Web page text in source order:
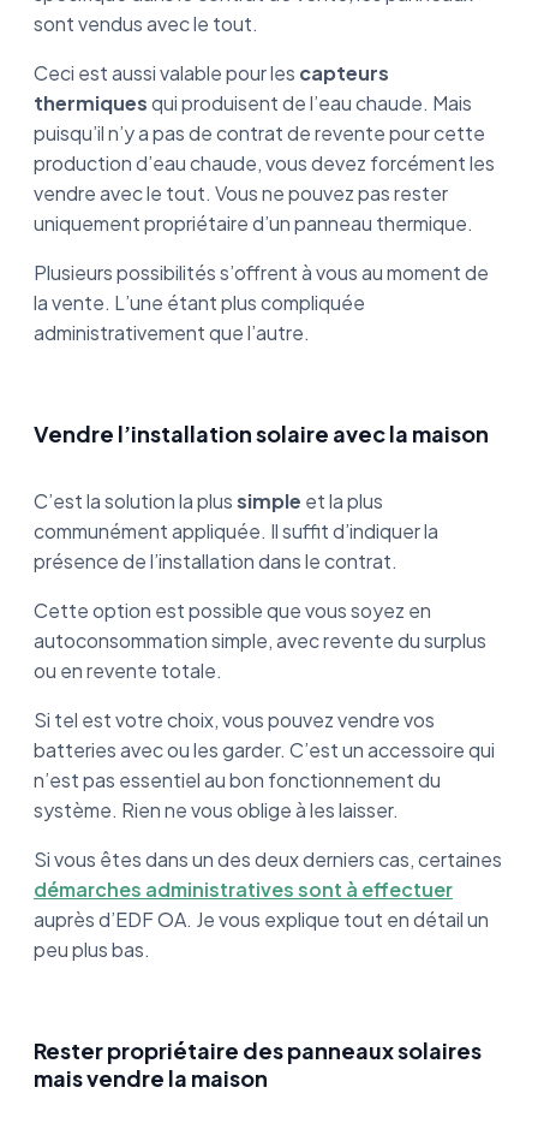
sont vendus avec le tout.
Ceci est aussi valable pour les capteurs
thermiquesqui produisent de l’eau chaude. Mais
puisqu’il n’y a pas de contrat de revente pour cette
production d’eau chaude, vous devez forcément les
vendre avec le tout. Vous ne pouvez pas rester
uniquement propriétaire d’un panneau thermique.
Plusieurs possibilités s’offrent à vous au moment de
la vente. L’une étant plus compliquée
administrativement que l’autre.
Vendre l’installation solaire avec la maison
C’est la solution la plussimple et la plus
communément appliquée. Il suffit d’indiquer la
présence de l’installation dans le contrat.
Cette option est possible que vous soyez en
autoconsommation simple, avec revente du surplus
ou en revente totale.
Si tel est votre choix, vous pouvez vendre vos
batteries avec ou les garder. C’est un accessoire qui
n’est pas essentiel au bon fonctionnement du
système. Rien ne vous oblige à les laisser.
Si vous êtes dans un des deux derniers cas, certaines
démarches administratives sont à effectuer
auprès d’EDF OA. Je vous explique tout en détail un
peu plus bas.
Rester propriétaire des panneaux solaires
mais vendre la maison